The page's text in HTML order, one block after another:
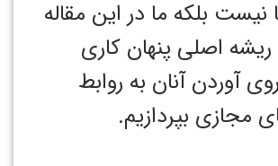
نیست بلکه ما در این مقاله
اصلی پنهان کاری
آوردن آنان به روابط
مجازی بپردازیم.